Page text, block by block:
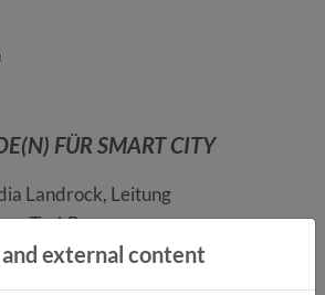
FÜR SMART CITY
Landrock, Leitung
TechBase
external content